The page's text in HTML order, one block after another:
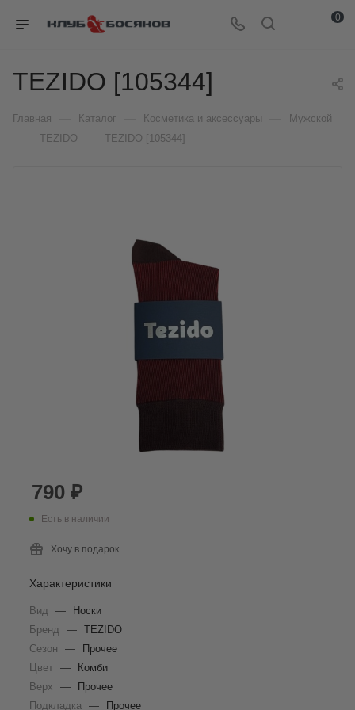
0
TEZIDO [105344]
Главная Каталог Косметика и аксессуары Мужской
TEZIDO TEZIDO [105344]
790 ₽
Есть в наличии
Хочу в подарок
Характеристики
Вид —
Носки
Бренд
— TEZIDO
Сезон
—
Прочее
Цвет —
Комби
Верх
—
Прочее
Подкладка
—
Прочее